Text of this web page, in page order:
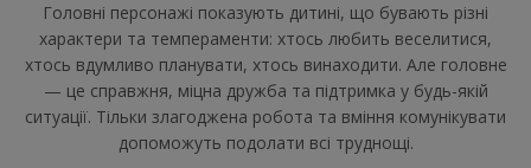
Головні персонажі показують дитині, що бувають різні
характери та темпераменти: хтось любить веселитися,
хтось вдумливо планувати, хтось винаходити. Але головне
— це справжня, міцна дружба та підтримка у будь-якій
ситуації. Тільки злагоджена робота та вміння комунікувати
допоможуть подолати всі труднощі.